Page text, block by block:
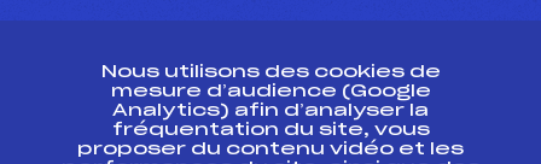
Ressources
Nous utilisons des cookies de
mesure d’audience (Google
Analytics) afin d’analyser la
fréquentation du site, vous
proposer du contenu vidéo et les